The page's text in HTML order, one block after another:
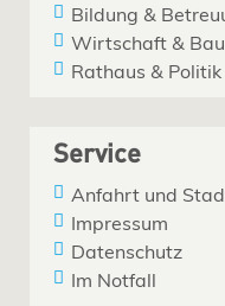
Bildung &
Wirtschaft &
Rathaus & Politik
Service
Anfahrt und
Impressum
Datenschutz
Im Notfall